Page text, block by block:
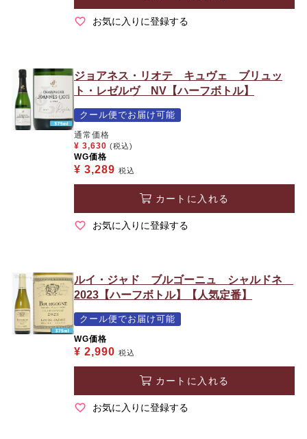
お気に入りに登録する
ジョアネス・リオテ キュヴェ ブリュッ
ト・レゼルヴ NV【ハーフボトル】
クール便でお届け可能
通常価格
¥ 3,630 (税込)
WG価格
¥ 3,289 税込
カートに入れる
お気に入りに登録する
ルイ・ジャド ブルゴーニュ シャルドネ
2023【ハーフボトル】【人気定番】
クール便でお届け可能
WG価格
¥ 2,990 税込
カートに入れる
お気に入りに登録する